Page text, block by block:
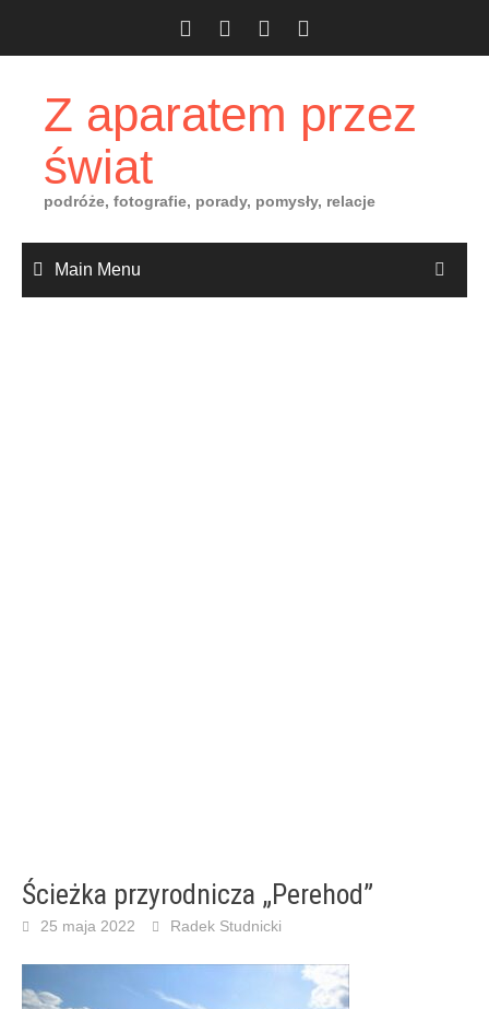
Z aparatem przez
świat
podróże, fotografie, porady, pomysły, relacje
Main Menu
Ścieżka przyrodnicza „Perehod”
25 maja 2022 Radek Studnicki